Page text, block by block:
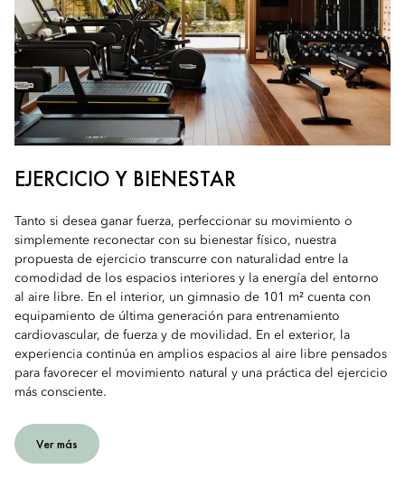
EJERCICIO Y BIENESTAR
Tanto si desea ganar fuerza, perfeccionar su movimiento o
simplemente reconectar con su bienestar físico, nuestra
propuesta de ejercicio transcurre con naturalidad entre la
comodidad de los espacios interiores y la energía del entorno
al aire libre. En el interior, un gimnasio de 101 m² cuenta con
equipamiento de última generación para entrenamiento
cardiovascular, de fuerza y de movilidad. En el exterior, la
experiencia continúa en amplios espacios al aire libre pensados
para favorecer el movimiento natural y una práctica del ejercicio
más consciente.
Ver más